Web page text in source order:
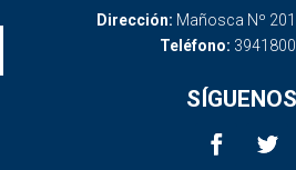
Dirección: Mañosca Nº
Teléfono:
SÍGUENOS